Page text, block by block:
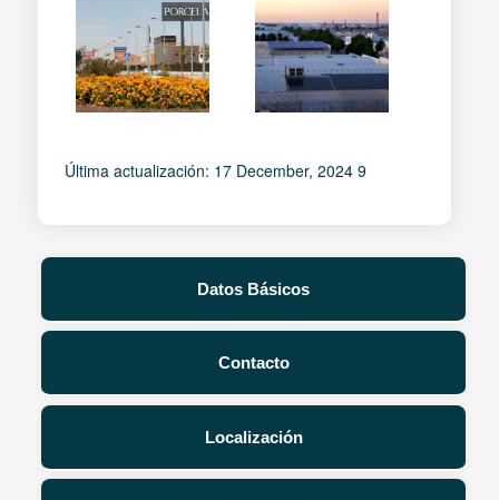
Datos Básicos
Contacto
Localización
Última actualización: 17 December, 2024 9